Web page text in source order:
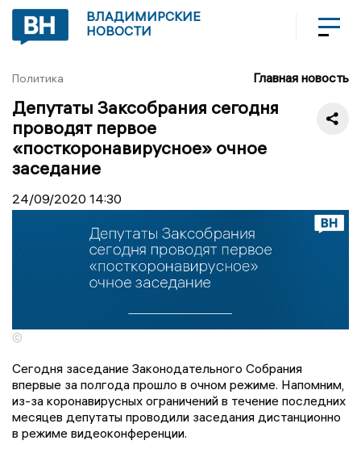
ВЛАДИМИРСКИЕ
НОВОСТИ
Политика Главная новость
Депутаты Заксобрания сегодня
проводят первое
«посткоронавирусное» очное
заседание
24/09/2020 14:30
©
Сегодня заседание Законодательного Собрания
впервые за полгода прошло в очном режиме. Напомним,
из-за коронавирусных ограничений в течение последних
месяцев депутаты проводили заседания дистанционно
в режиме видеоконференции.